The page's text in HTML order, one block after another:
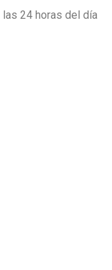
24 horas del día